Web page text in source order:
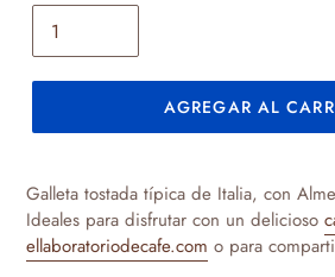
AGREGAR AL
el
producto
tu
Galleta tostada típica de Italia, con
Ideales para disfrutar con un delicioso
ellaboratoriodecafe.com o para